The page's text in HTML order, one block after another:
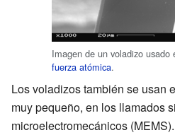
Imagen de un voladizo usado
fuerza atómica.
Los voladizos también se usan
muy pequeño, en los llamados
microelectromecánicos